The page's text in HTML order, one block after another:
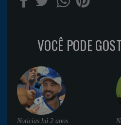
VOCÊ PODE
Noticias há 2 anos